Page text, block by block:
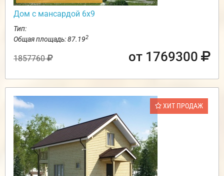
Дом с мансардой 6х9
Тип:
Общая площадь: 87.192
1857760 от 1769300
ХИТ ПРОДАЖ